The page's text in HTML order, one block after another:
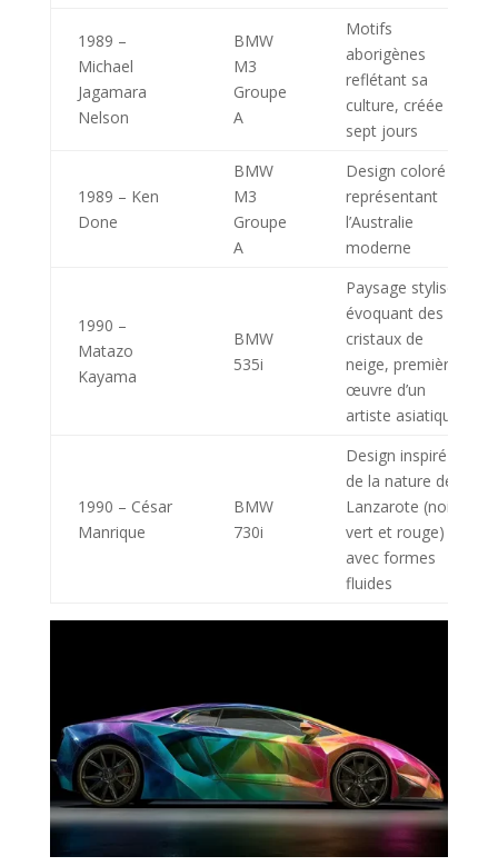
1989 –
Michael
Jagamara
Nelson
BMW
M3
Groupe
A
Motifs
aborigènes
reflétant sa
culture, créée en
sept jours
1989 – Ken
Done
BMW
M3
Groupe
A
Design coloré
représentant
l’Australie
moderne
1990 –
Matazo
Kayama
BMW
535i
Paysage stylisé
évoquant des
cristaux de
neige, première
œuvre d’un
artiste asiatique
1990 – César
Manrique
BMW
730i
Design inspiré
de la nature de
Lanzarote (noir,
vert et rouge)
avec formes
fluides